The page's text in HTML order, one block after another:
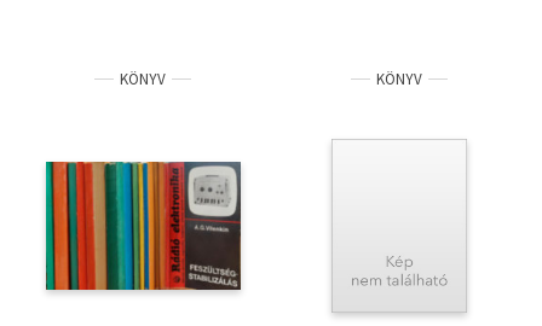
Tankönyv, segédkönyv
Természettudomány
Történelem
Vallás
KÖNYV KÖNYV